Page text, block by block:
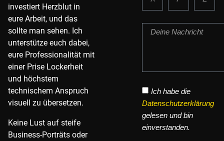
investiert Herzblut in
eure Arbeit, und das
sollte man sehen. Ich
unterstütze euch dabei,
eure Professionalität mit
einer Prise Lockerheit
und höchstem
technischem Anspruch
visuell zu übersetzen.
Keine Lust auf steife
Business-Porträts oder
Ich habe die
Datenschutzerklärung
gelesen und bin
einverstanden.